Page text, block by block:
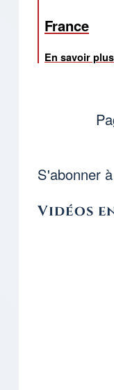
France
En savoir plus
S'abonner à
Vidéos